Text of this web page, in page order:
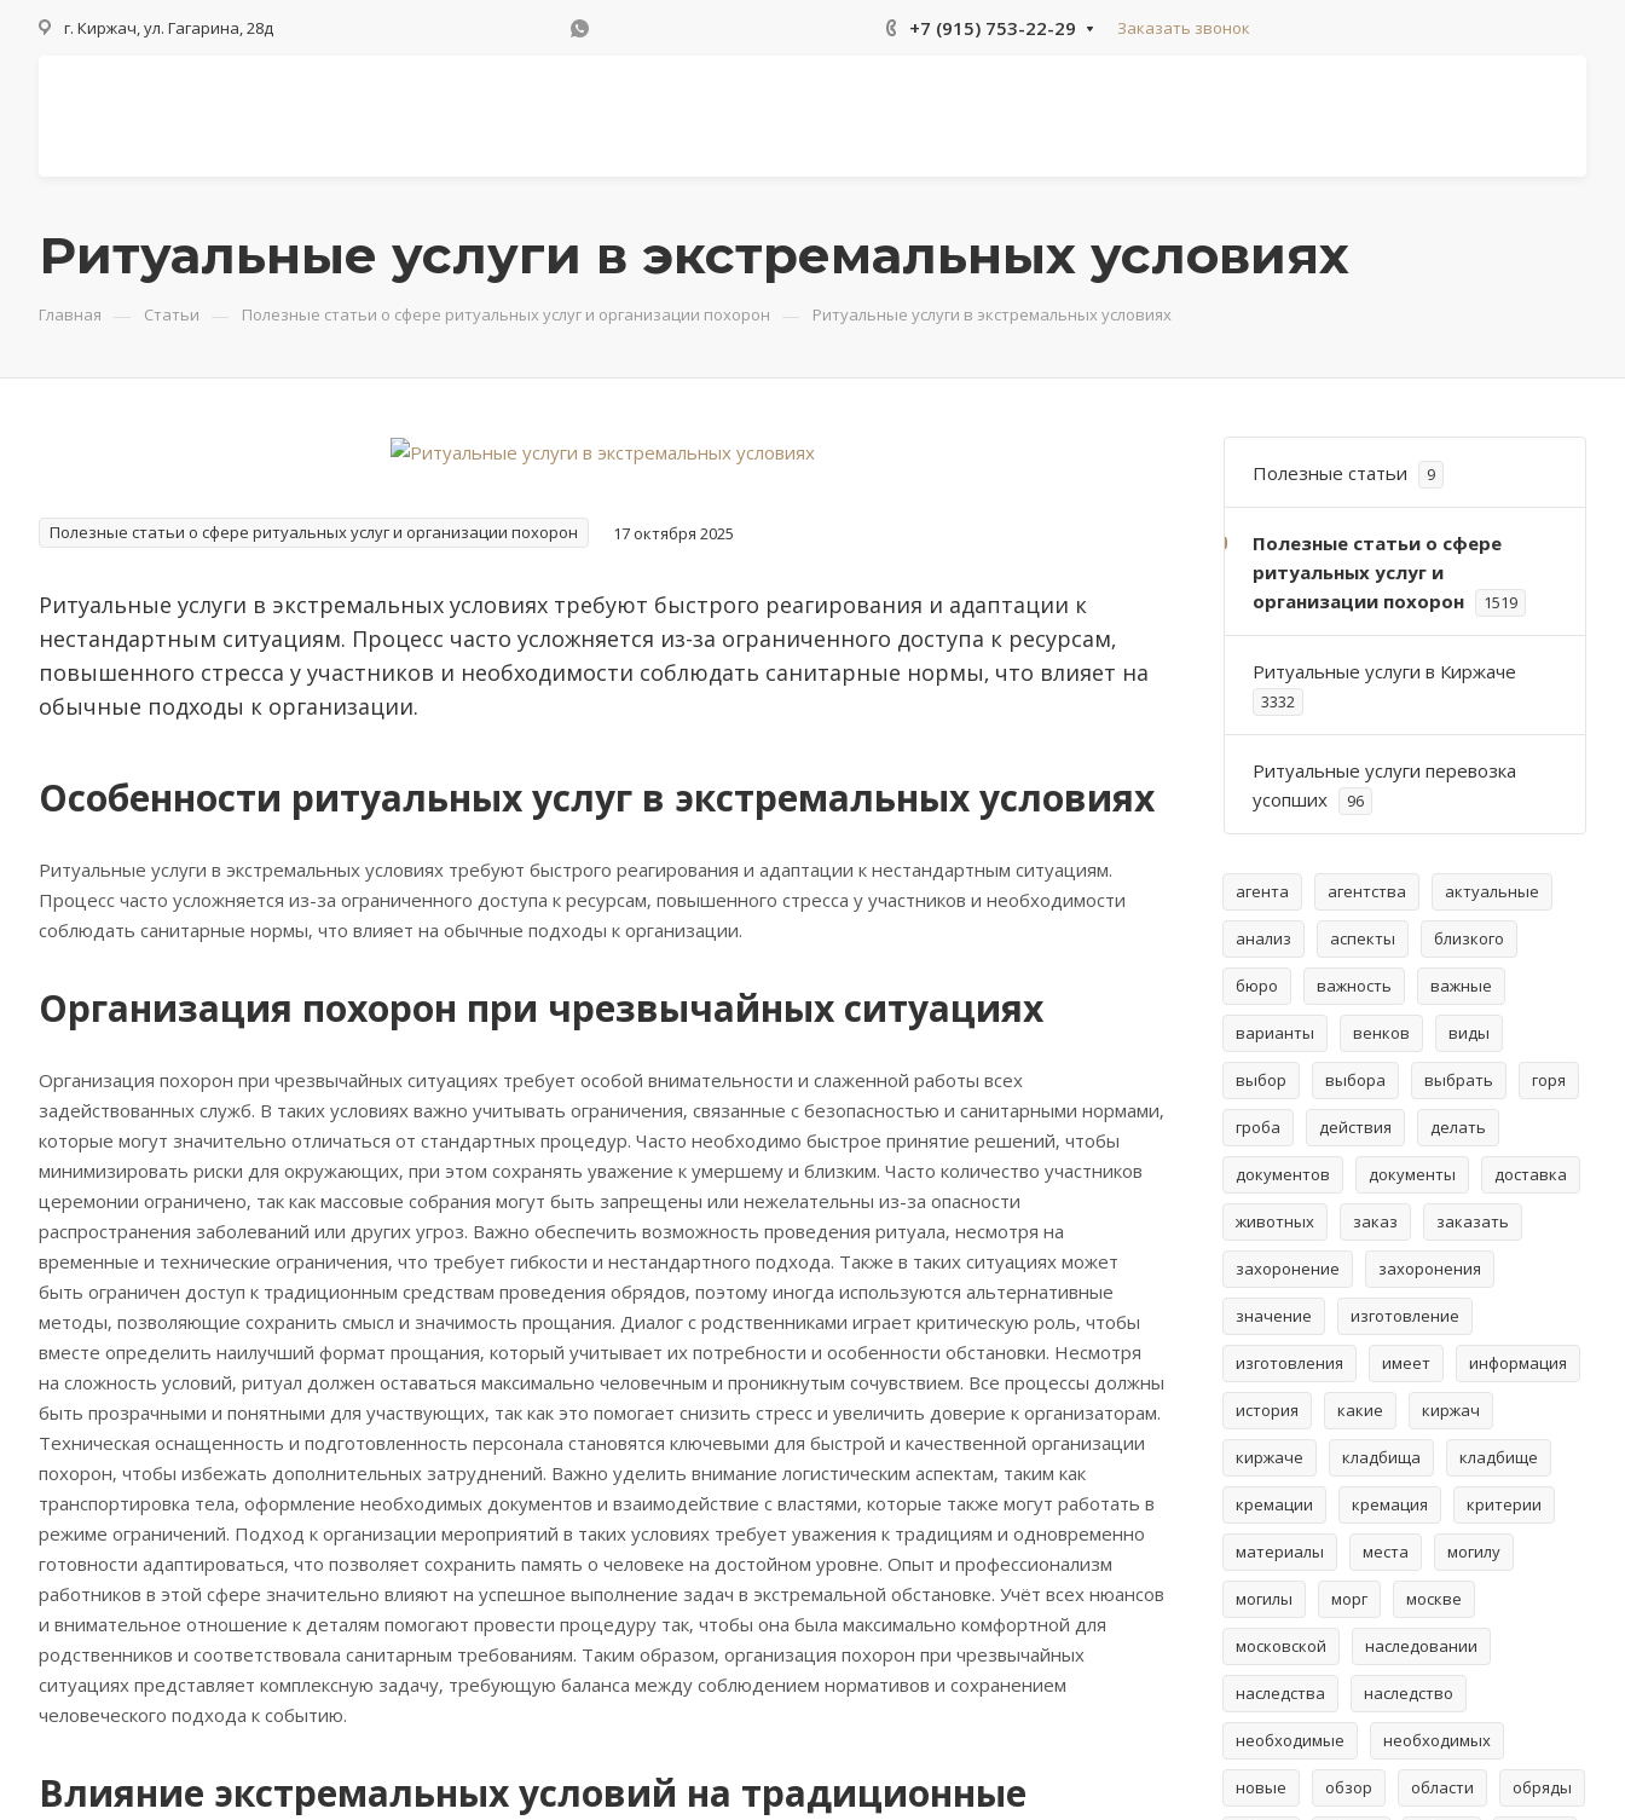
г. Киржач, ул. Гагарина, 28д +7 (915) 753-22-29 Заказать звонок
Ритуальные услуги в экстремальных условиях
Главная — Статьи — Полезные статьи о сфере ритуальных услуг и организации похорон — Ритуальные услуги в экстремальных условиях
Полезные статьи о сфере ритуальных услуг и организации похорон 17 октября 2025
Ритуальные услуги в экстремальных условиях требуют быстрого реагирования и адаптации к
нестандартным ситуациям. Процесс часто усложняется из-за ограниченного доступа к ресурсам‚
повышенного стресса у участников и необходимости соблюдать санитарные нормы‚ что влияет на
обычные подходы к организации.
Особенности ритуальных услуг в экстремальных условиях
Ритуальные услуги в экстремальных условиях требуют быстрого реагирования и адаптации к нестандартным ситуациям.
Процесс часто усложняется из-за ограниченного доступа к ресурсам‚ повышенного стресса у участников и необходимости
соблюдать санитарные нормы‚ что влияет на обычные подходы к организации.
Организация похорон при чрезвычайных ситуациях
Организация похорон при чрезвычайных ситуациях требует особой внимательности и слаженной работы всех
задействованных служб. В таких условиях важно учитывать ограничения‚ связанные с безопасностью и санитарными нормами‚
которые могут значительно отличаться от стандартных процедур. Часто необходимо быстрое принятие решений‚ чтобы
минимизировать риски для окружающих‚ при этом сохранять уважение к умершему и близким. Часто количество участников
церемонии ограничено‚ так как массовые собрания могут быть запрещены или нежелательны из-за опасности
распространения заболеваний или других угроз. Важно обеспечить возможность проведения ритуала‚ несмотря на
временные и технические ограничения‚ что требует гибкости и нестандартного подхода. Также в таких ситуациях может
быть ограничен доступ к традиционным средствам проведения обрядов‚ поэтому иногда используются альтернативные
методы‚ позволяющие сохранить смысл и значимость прощания. Диалог с родственниками играет критическую роль‚ чтобы
вместе определить наилучший формат прощания‚ который учитывает их потребности и особенности обстановки. Несмотря
на сложность условий‚ ритуал должен оставаться максимально человечным и проникнутым сочувствием. Все процессы должны
быть прозрачными и понятными для участвующих‚ так как это помогает снизить стресс и увеличить доверие к организаторам.
Техническая оснащенность и подготовленность персонала становятся ключевыми для быстрой и качественной организации
похорон‚ чтобы избежать дополнительных затруднений. Важно уделить внимание логистическим аспектам‚ таким как
транспортировка тела‚ оформление необходимых документов и взаимодействие с властями‚ которые также могут работать в
режиме ограничений. Подход к организации мероприятий в таких условиях требует уважения к традициям и одновременно
готовности адаптироваться‚ что позволяет сохранить память о человеке на достойном уровне. Опыт и профессионализм
работников в этой сфере значительно влияют на успешное выполнение задач в экстремальной обстановке. Учёт всех нюансов
и внимательное отношение к деталям помогают провести процедуру так‚ чтобы она была максимально комфортной для
родственников и соответствовала санитарным требованиям. Таким образом‚ организация похорон при чрезвычайных
ситуациях представляет комплексную задачу‚ требующую баланса между соблюдением нормативов и сохранением
человеческого подхода к событию.
Влияние экстремальных условий на традиционные
Полезные статьи 9
Полезные статьи о сфере
ритуальных услуг и
организации похорон
1519
Ритуальные услуги в Киржаче
3332
Ритуальные услуги перевозка
усопших
96
агента агентства актуальные
анализ аспекты близкого
бюро важность важные
варианты венков виды
выбор выбора выбрать горя
гроба действия делать
документов документы доставка
животных заказ заказать
захоронение захоронения
значение изготовление
изготовления имеет информация
история какие киржач
киржаче кладбища кладбище
кремации кремация критерии
материалы места могилу
могилы морг москве
московской наследовании
наследства наследство
необходимые необходимых
новые обзор области обряды